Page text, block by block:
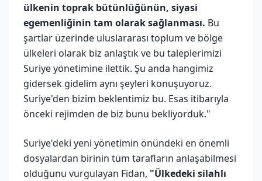
ülkenin toprak bütünlüğünün, siyasi
egemenliğinin tam olarak sağlanması. Bu
şartlar üzerinde uluslararası toplum ve bölge
ülkeleri olarak biz anlaştık ve bu taleplerimizi
Suriye yönetimine ilettik. Şu anda hangimiz
gidersek gidelim aynı şeyleri konuşuyoruz.
Suriye'den bizim beklentimiz bu. Esas itibarıyla
önceki rejimden de biz bunu bekliyorduk."
Suriye'deki yeni yönetimin önündeki en önemli
dosyalardan birinin tüm tarafların anlaşabilmesi
olduğunu vurgulayan Fidan, "Ülkedeki silahlı